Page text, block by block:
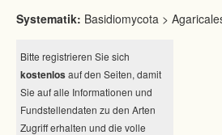
Systematik: Basidiomycota >
Bitte registrieren Sie sich
kostenlos auf den Seiten, damit
Sie auf alle Informationen und
Fundstellendaten zu den Arten
Zugriff erhalten und die volle